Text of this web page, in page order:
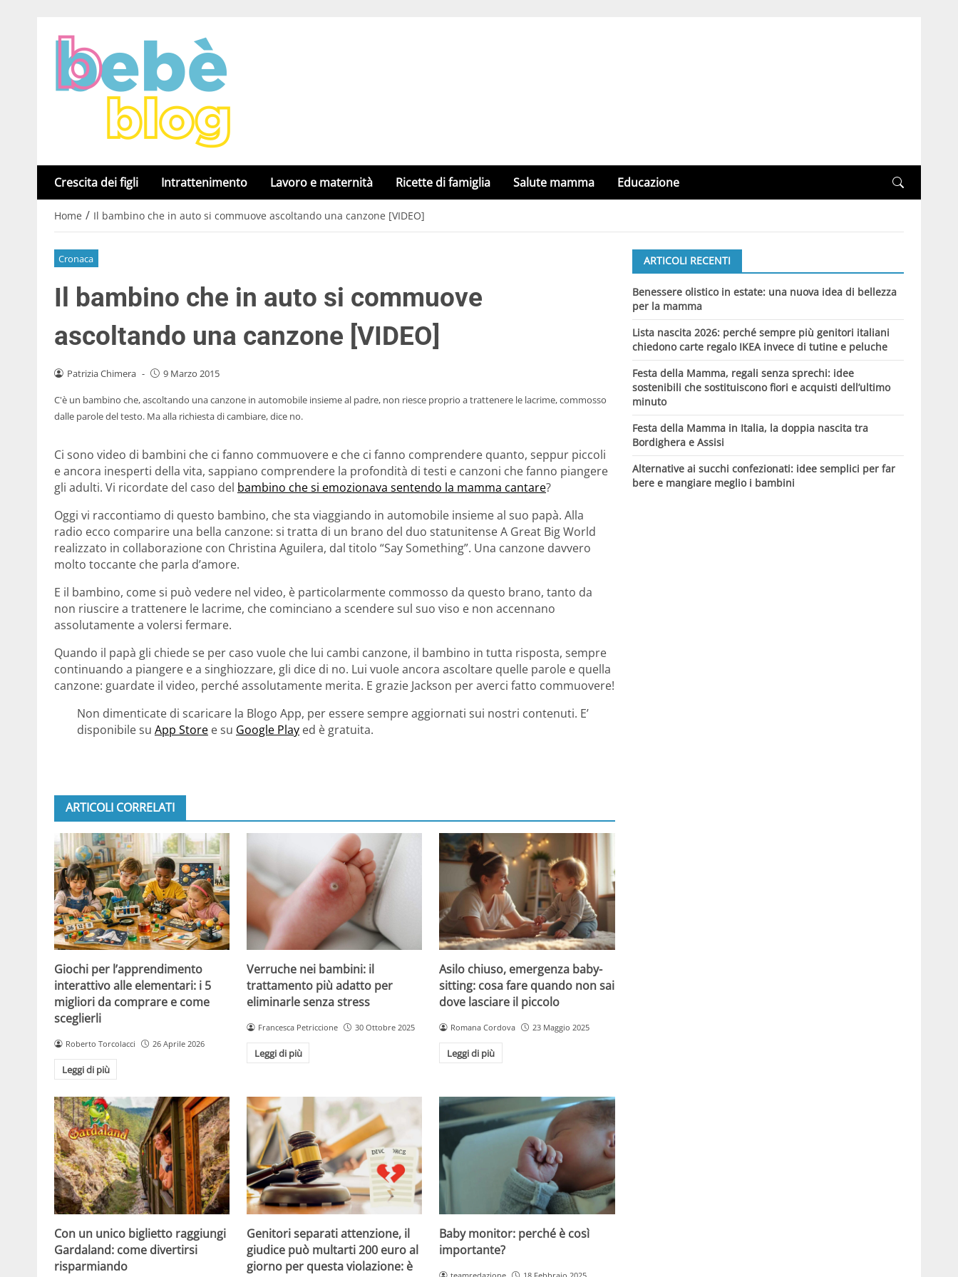
Crescita dei figli Intrattenimento Lavoro e maternità Ricette di famiglia Salute mamma Educazione
Home / Il bambino che in auto si commuove ascoltando una canzone [VIDEO]
Cronaca
Il bambino che in auto si commuove
ascoltando una canzone [VIDEO]
Patrizia Chimera - 9 Marzo 2015
C'è un bambino che, ascoltando una canzone in automobile insieme al padre, non riesce proprio a trattenere le lacrime, commosso
dalle parole del testo. Ma alla richiesta di cambiare, dice no.
Ci sono video di bambini che ci fanno commuovere e che ci fanno comprendere quanto, seppur piccoli
e ancora inesperti della vita, sappiano comprendere la profondità di testi e canzoni che fanno piangere
gli adulti. Vi ricordate del caso del bambino che si emozionava sentendo la mamma cantare?
Oggi vi raccontiamo di questo bambino, che sta viaggiando in automobile insieme al suo papà. Alla
radio ecco comparire una bella canzone: si tratta di un brano del duo statunitense A Great Big World
realizzato in collaborazione con Christina Aguilera, dal titolo “Say Something”. Una canzone davvero
molto toccante che parla d’amore.
E il bambino, come si può vedere nel video, è particolarmente commosso da questo brano, tanto da
non riuscire a trattenere le lacrime, che cominciano a scendere sul suo viso e non accennano
assolutamente a volersi fermare.
Quando il papà gli chiede se per caso vuole che lui cambi canzone, il bambino in tutta risposta, sempre
continuando a piangere e a singhiozzare, gli dice di no. Lui vuole ancora ascoltare quelle parole e quella
canzone: guardate il video, perché assolutamente merita. E grazie Jackson per averci fatto commuovere!
Non dimenticate di scaricare la Blogo App, per essere sempre aggiornati sui nostri contenuti. E’
disponibile su App Store e su Google Play ed è gratuita.
ARTICOLI CORRELATI
Giochi per l’apprendimento
interattivo alle elementari: i 5
migliori da comprare e come
sceglierli
Roberto Torcolacci 26 Aprile 2026
Leggi di più
Verruche nei bambini: il
trattamento più adatto per
eliminarle senza stress
Francesca Petriccione 30 Ottobre 2025
Leggi di più
Asilo chiuso, emergenza baby-
sitting: cosa fare quando non sai
dove lasciare il piccolo
Romana Cordova 23 Maggio 2025
Leggi di più
Con un unico biglietto raggiungi
Gardaland: come divertirsi
risparmiando
Genitori separati attenzione, il
giudice può multarti 200 euro al
giorno per questa violazione: è
Baby monitor: perché è così
importante?
teamredazione 18 Febbraio 2025
ARTICOLI RECENTI
Benessere olistico in estate: una nuova idea di bellezza
per la mamma
Lista nascita 2026: perché sempre più genitori italiani
chiedono carte regalo IKEA invece di tutine e peluche
Festa della Mamma, regali senza sprechi: idee
sostenibili che sostituiscono fiori e acquisti dell’ultimo
minuto
Festa della Mamma in Italia, la doppia nascita tra
Bordighera e Assisi
Alternative ai succhi confezionati: idee semplici per far
bere e mangiare meglio i bambini